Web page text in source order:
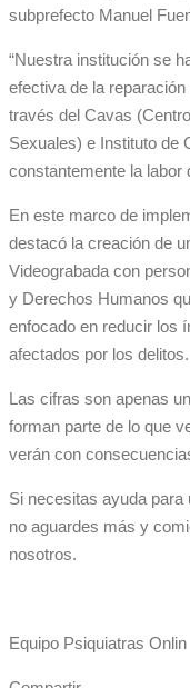
subprefecto Manuel
“Nuestra institución se
efectiva de la
través del Cavas
Sexuales) e Instituto de
constantemente la labor
En este marco de
destacó la creación de
Videograbada con
y Derechos Humanos
enfocado en reducir los
afectados por los delitos.
Las cifras son apenas
forman parte de lo que
verán con
Si necesitas ayuda
no aguardes más y
nosotros.
Equipo Psiquiatras Onlin